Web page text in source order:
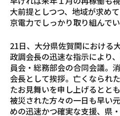
大前提としつつ、地域が求め
京電力でしっかり取り組んで
21日、大分県佐賀関における
政調会長の迅速な指示により
員会・総務部会の合同会議。
会長として挨拶。亡くなられ
たお見舞いを申し上げるとと
被災された方々の一日も早い
めの迅速かつ確実な支援、県